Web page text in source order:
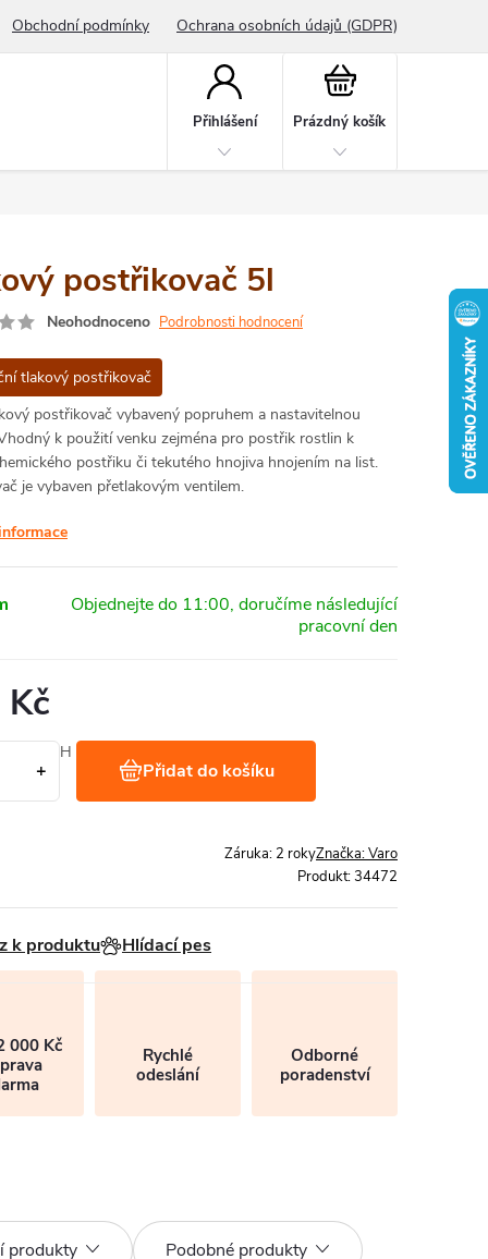
Obchodní podmínky Ochrana osobních údajů (GDPR)
Přihlášení
Nákupní
Prázdný košík
postřikovač 5l
Neohodnoceno Podrobnosti hodnocení
tlakový postřikovač
postřikovač vybavený popruhem a nastavitelnou
k použití venku zejména pro postřik rostlin k
postřiku či tekutého hnojiva hnojením na list.
je vybaven přetlakovým ventilem.
bez DPH
ks Přidat do košíku
Značka:Varo
Záruka: 2 roky
Produkt:34472
k produktu Hlídací pes
000 Kč
Rychlé
odeslání
Odborné
poradenství
produkty Podobné produkty